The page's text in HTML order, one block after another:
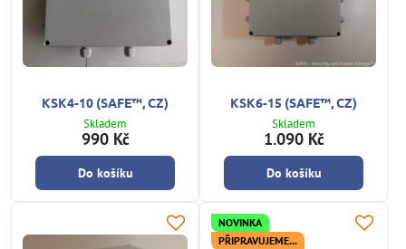
KSK4-10 (SAFE™, CZ)
Skladem
990 Kč
Do košíku
KSK6-15 (SAFE™, CZ)
Skladem
1.090 Kč
Do košíku
NOVINKA
PŘIPRAVUJEME...